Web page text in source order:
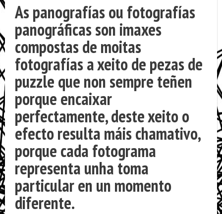
As panografías ou fotografías
panográficas son imaxes
compostas de moitas
fotografías a xeito de pezas de
puzzle que non sempre teñen
porque encaixar
perfectamente, deste xeito o
efecto resulta máis chamativo,
porque cada fotograma
representa unha toma
particular en un momento
diferente.